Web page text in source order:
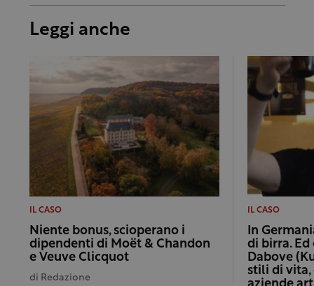
Leggi anche
IL CASO
Niente bonus, scioperano i
dipendenti di Moët & Chandon
e Veuve Clicquot
di Redazione
IL CASO
In
di birra. Ed
Dabove
stili di